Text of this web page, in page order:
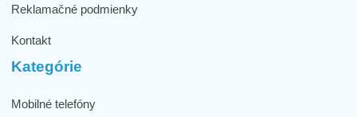
Reklamačné podmienky
Kontakt
Kategórie
Mobilné telefóny